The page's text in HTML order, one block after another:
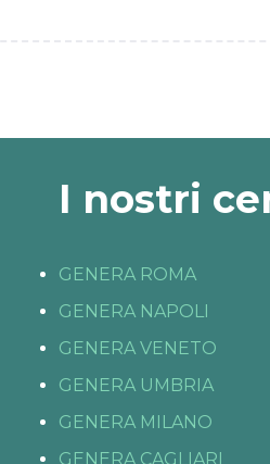
I nostri
GENERA ROMA
GENERA NAPOLI
GENERA VENETO
GENERA UMBRIA
GENERA MILANO
GENERA CAGLIARI